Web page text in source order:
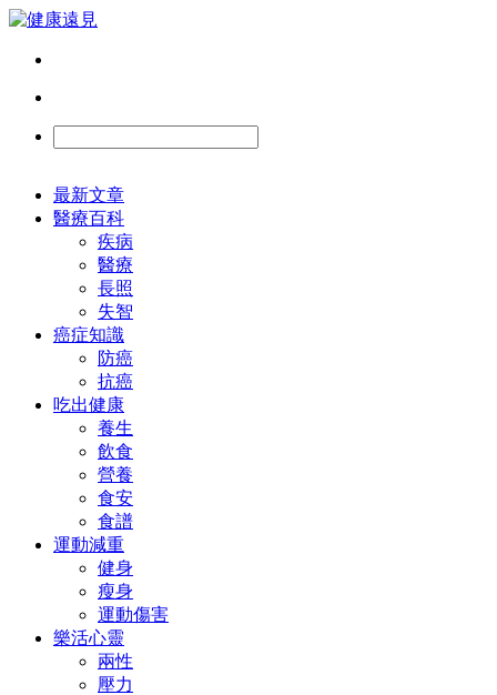
最新文章
醫療百科
疾病
醫療
長照
失智
癌症知識
防癌
抗癌
吃出健康
養生
飲食
營養
食安
食譜
運動減重
健身
瘦身
運動傷害
樂活心靈
兩性
壓力